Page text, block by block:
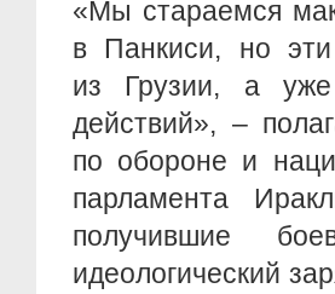
«Мы стараемся
в Панкиси, но
из Грузии, а
действий», –
по обороне и
парламента
получившие
идеологический